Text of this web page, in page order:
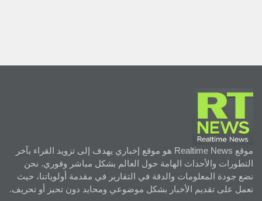
موقع Realtime News هو موقع إخباري يهدف إلى تزويد القراء بآخر
التطورات والأحداث الهامة حول العالم بشكل مباشر وفوري. نحن
نضع جودة المعلومات والدقة في التقارير في مقدمة أولوياتنا، حيث
نعمل على تقديم الأخبار بشكل موضوعي ومحايد دون تحيز أو تحريف.